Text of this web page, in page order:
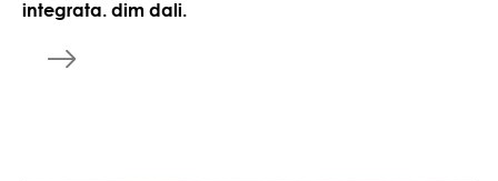
integrata. dim dali.